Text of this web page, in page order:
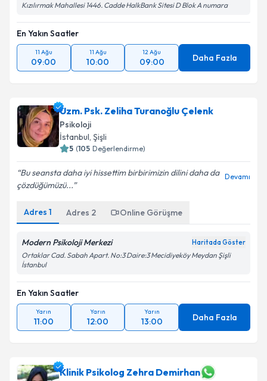
Kızılırmak Mahallesi 1446. Cadde HalkBank Sitesi D Blok A numara
En Yakın Saatler
11 Ağu
09:00
11 Ağu
10:00
12 Ağu
09:00 Daha Fazla
Uzm. Psk. Zeliha Turanoğlu Çelenk
Psikoloji
İstanbul, Şişli
5 (105 Değerlendirme)
Bu seansta daha iyi hissettim birbirimizin dilini daha da
çözdüğümüzü...
Devamı
Adres 1 Adres 2 Online Görüşme
Modern Psikoloji Merkezi Haritada Göster
Ortaklar Cad. Sabah Apart. No:3 Daire:3 Mecidiyeköy Meydan Şişli
İstanbul
En Yakın Saatler
Yarın
11:00
Yarın
12:00
Yarın
13:00 Daha Fazla
Klinik Psikolog Zehra Demirhan